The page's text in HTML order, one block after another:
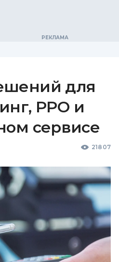
для
РРО и
сервисе
21807